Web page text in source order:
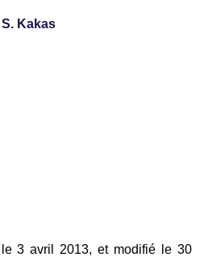
Kakas
3 avril 2013, et modifié le 30